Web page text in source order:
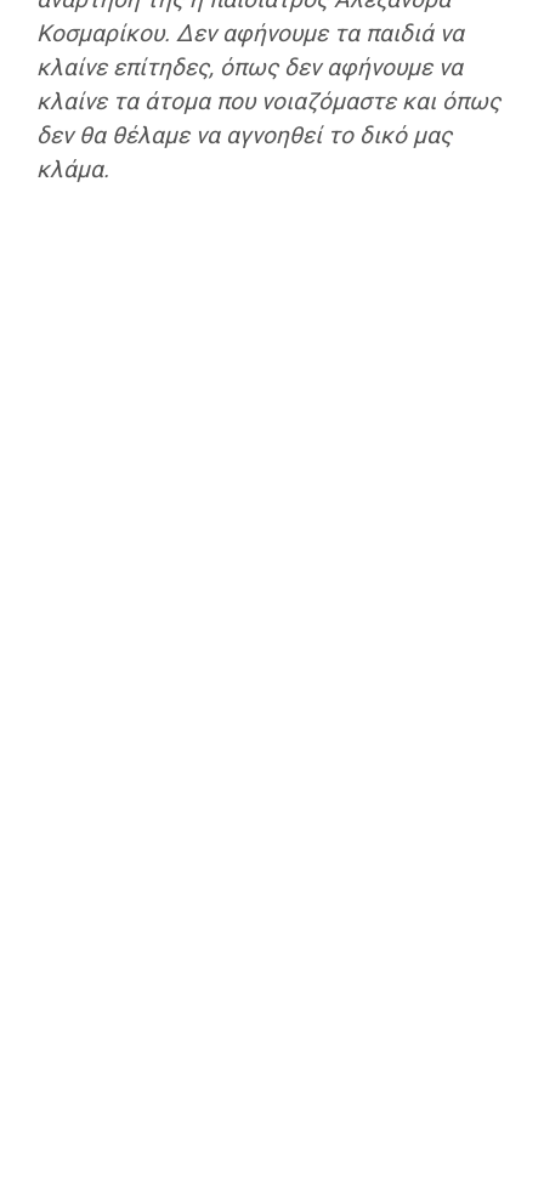
Κοσμαρίκου. Δεν αφήνουμε τα παιδιά να
κλαίνε επίτηδες, όπως δεν αφήνουμε να
κλαίνε τα άτομα που νοιαζόμαστε και όπως
δεν θα θέλαμε να αγνοηθεί το δικό μας
κλάμα.